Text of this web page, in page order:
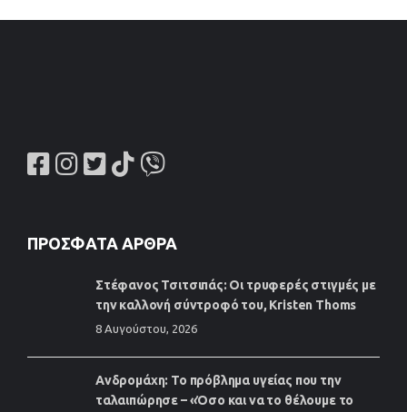
ΠΡΌΣΦΑΤΑ ΆΡΘΡΑ
Στέφανος Τσιτσιπάς: Οι τρυφερές στιγμές με
την καλλονή σύντροφό του, Kristen Thoms
8 Αυγούστου, 2026
Ανδρομάχη: Το πρόβλημα υγείας που την
ταλαιπώρησε – «Όσο και να το θέλουμε το